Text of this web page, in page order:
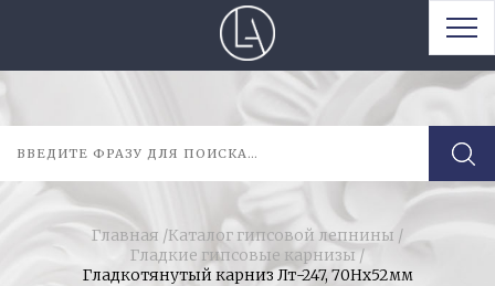
Главная /Каталог гипсовой лепнины /
Гладкие гипсовые карнизы /
Гладкотянутый карниз Лт-247, 70Нх52мм